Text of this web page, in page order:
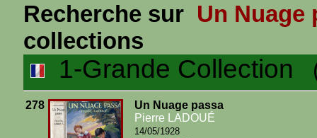
Recherche sur Un Nuage
collections
1-Grande Collection
278
Un Nuage passa
Pierre LADOUÉ
14/05/1928